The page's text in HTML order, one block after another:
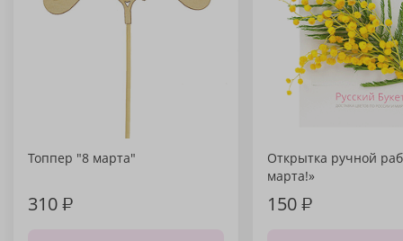
Топпер "8 марта"
310₽
Открытка ручной
марта!»
150₽